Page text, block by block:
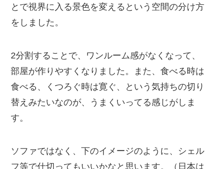
とで視界に入る景色を変えるという空間の分け方
をしました。
2分割することで、ワンルーム感がなくなって、
部屋が作りやすくなりました。また、食べる時は
食べる、くつろぐ時は寛ぐ、という気持ちの切り
替えみたいなのが、うまくいってる感じがしま
す。
ソファではなく、下のイメージのように、シェル
フ等で仕切ってもいいかなと思います。（日本は